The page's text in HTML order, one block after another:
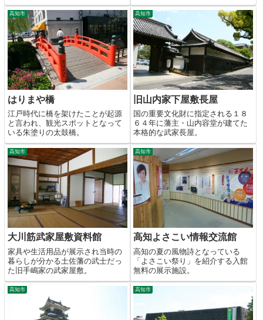
高知市
はりまや橋
江戸時代に橋を架けたことが起源
と言われ、観光スポットとなって
いる朱塗りの太鼓橋。
高知市
旧山内家下屋敷長屋
国の重要文化財に指定される１８
６４年に藩主・山内容堂が建てた
本格的な武家長屋。
高知市
大川筋武家屋敷資料館
家具や生活用品が展示され当時の
暮らしが分かる土佐藩の武士だっ
た旧手嶋家の武家屋敷。
高知市
高知よさこい情報交流館
高知の夏の風物詩となっている
「よさこい祭り」を紹介する入館
無料の展示施設。
高知市 高知市